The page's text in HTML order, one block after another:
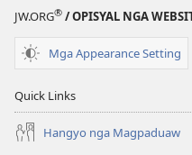
JW.ORG® / OPISYAL NGA
Mga Appearance Setting
Quick Links
Hangyo nga Magpaduaw